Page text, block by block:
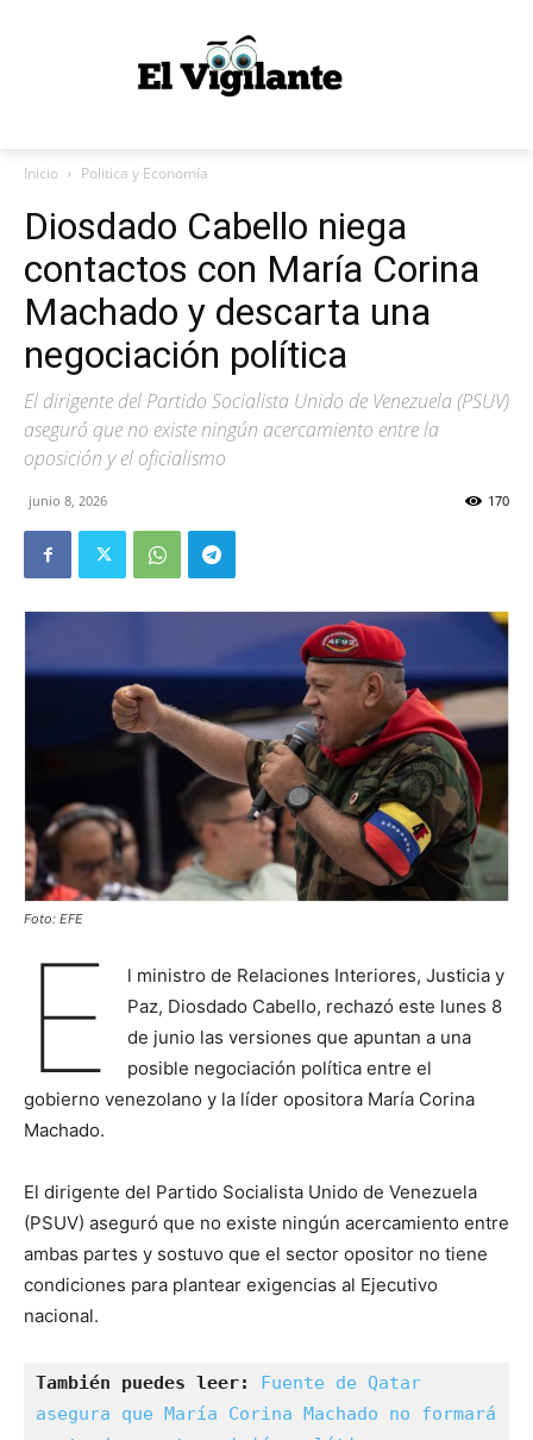
Inicio Politica y Economía
Diosdado Cabello niega
contactos con María Corina
Machado y descarta una
negociación política
El dirigente del Partido Socialista Unido de Venezuela (PSUV)
aseguró que no existe ningún acercamiento entre la
oposición y el oficialismo
junio 8, 2026 170
Foto: EFE
E
l ministro de Relaciones Interiores, Justicia y
Paz, Diosdado Cabello, rechazó este lunes 8
de junio las versiones que apuntan a una
posible negociación política entre el
gobierno venezolano y la líder opositora María Corina
Machado.
El dirigente del Partido Socialista Unido de Venezuela
(PSUV) aseguró que no existe ningún acercamiento entre
ambas partes y sostuvo que el sector opositor no tiene
condiciones para plantear exigencias al Ejecutivo
nacional.
También puedes leer:
Fuente de Qatar
asegura que María Corina Machado no formará